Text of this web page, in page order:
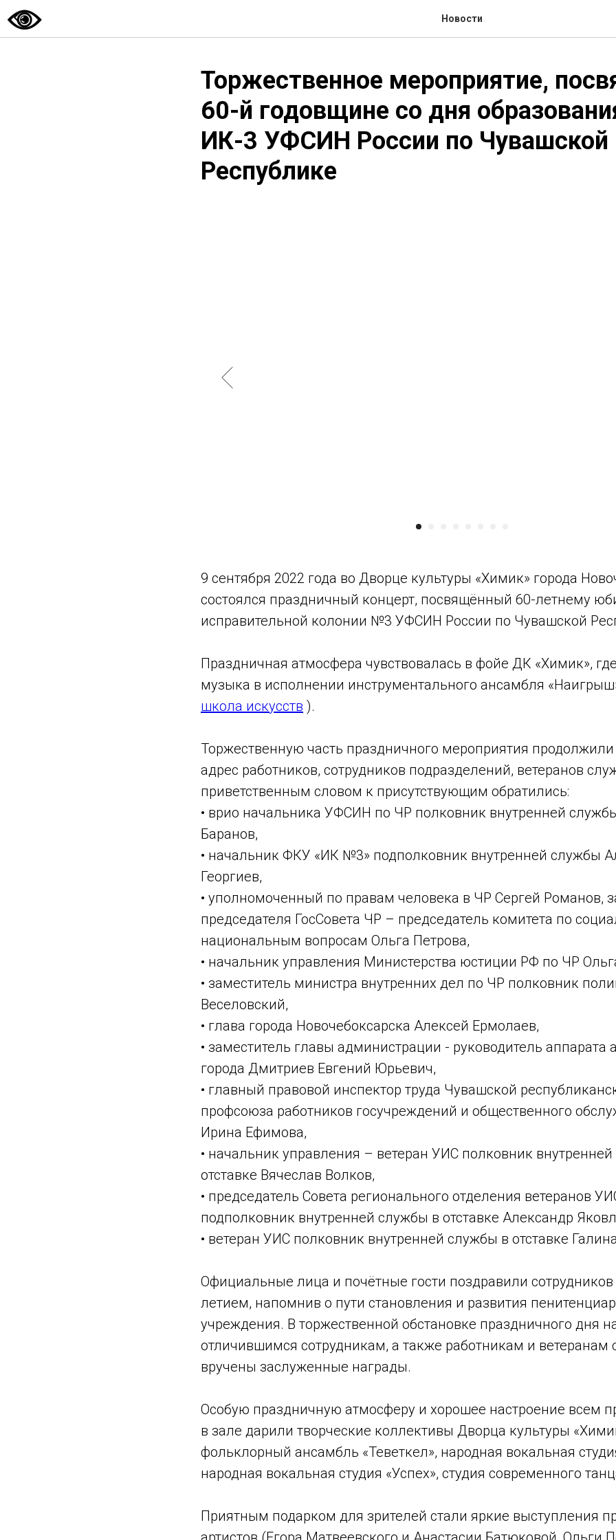
Новости
Торжественное мероприятие,
60-й годовщине со дня
ИК-3 УФСИН России по Чувашской
Республике
9 сентября 2022 года во Дворце культуры «Химик» города
состоялся праздничный концерт, посвящённый 60-летнему
исправительной колонии №3 УФСИН России по Чувашской
Праздничная атмосфера чувствовалась в фойе ДК «Химик»,
музыка в исполнении инструментального ансамбля
школа искусств ).
Торжественную часть праздничного мероприятия
адрес работников, сотрудников подразделений, ветеранов
приветственным словом к присутствующим обратились:
• врио начальника УФСИН по ЧР полковник внутренней
Баранов,
• начальник ФКУ «ИК №3» подполковник внутренней службы
Георгиев,
• уполномоченный по правам человека в ЧР Сергей Романов,
председателя ГосСовета ЧР – председатель комитета по
национальным вопросам Ольга Петрова,
• начальник управления Министерства юстиции РФ по ЧР
• заместитель министра внутренних дел по ЧР полковник
Веселовский,
• глава города Новочебоксарска Алексей Ермолаев,
• заместитель главы администрации - руководитель аппарата
города Дмитриев Евгений Юрьевич,
• главный правовой инспектор труда Чувашской
профсоюза работников госучреждений и общественного
Ирина Ефимова,
• начальник управления – ветеран УИС полковник
отставке Вячеслав Волков,
• председатель Совета регионального отделения ветеранов
подполковник внутренней службы в отставке Александр
• ветеран УИС полковник внутренней службы в отставке
Официальные лица и почётные гости поздравили
летием, напомнив о пути становления и развития
учреждения. В торжественной обстановке праздничного дня
отличившимся сотрудникам, а также работникам и
вручены заслуженные награды.
Особую праздничную атмосферу и хорошее настроение всем
в зале дарили творческие коллективы Дворца культуры
фольклорный ансамбль «Теветкел», народная вокальная
народная вокальная студия «Успех», студия современного
Приятным подарком для зрителей стали яркие выступления